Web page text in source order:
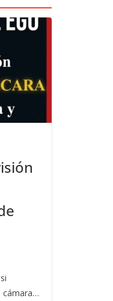
cámara…